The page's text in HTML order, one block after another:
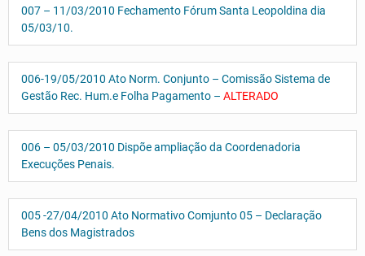
007 – 11/03/2010 Fechamento Fórum Santa Leopoldina dia
05/03/10.
006-19/05/2010 Ato Norm. Conjunto – Comissão Sistema de
Gestão Rec. Hum.e Folha Pagamento – ALTERADO
006 – 05/03/2010 Dispõe ampliação da Coordenadoria
Execuções Penais.
005 -27/04/2010 Ato Normativo Comjunto 05 – Declaração
Bens dos Magistrados